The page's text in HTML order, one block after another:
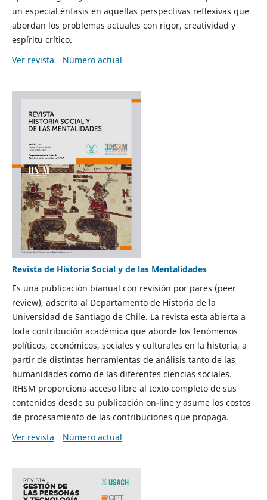
un especial énfasis en aquellas perspectivas reflexivas que
abordan los problemas actuales con rigor, creatividad y
espíritu crítico.
Ver revista
Número actual
Revista de Historia Social y de las Mentalidades
Es una publicación bianual con revisión por pares (peer
review), adscrita al Departamento de Historia de la
Universidad de Santiago de Chile. La revista esta abierta a
toda contribución académica que aborde los fenómenos
políticos, económicos, sociales y culturales en la historia, a
partir de distintas herramientas de análisis tanto de las
humanidades como de las diferentes ciencias sociales.
RHSM proporciona acceso libre al texto completo de sus
contenidos desde su publicación on-line y asume los costos
de procesamiento de las contribuciones que propaga.
Ver revista
Número actual